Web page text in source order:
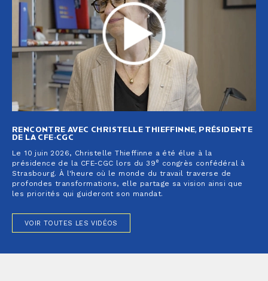
RENCONTRE AVEC CHRISTELLE THIEFFINNE, PRÉSIDENTE
DE LA CFE-CGC
Le 10 juin 2026, Christelle Thieffinne a été élue à la
présidence de la CFE-CGC lors du 39e
congrès confédéral à
Strasbourg. À l'heure où le monde du travail traverse de
profondes transformations, elle partage sa vision ainsi que
les priorités qui guideront son mandat.
VOIR TOUTES LES VIDÉOS